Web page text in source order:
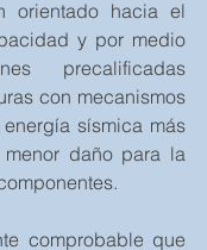
orientado hacia el
y por medio
precalificadas
con mecanismos
sísmica más
daño para la
comprobable que